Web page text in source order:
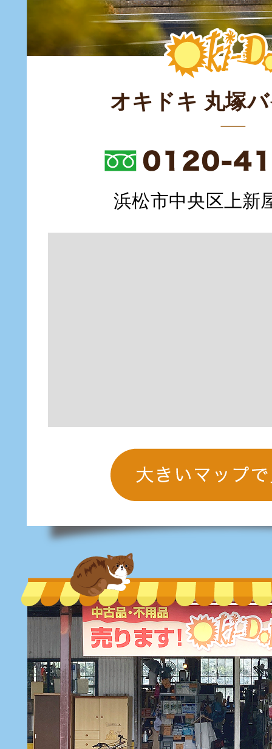
オキドキ 丸塚
浜松市中央区上新